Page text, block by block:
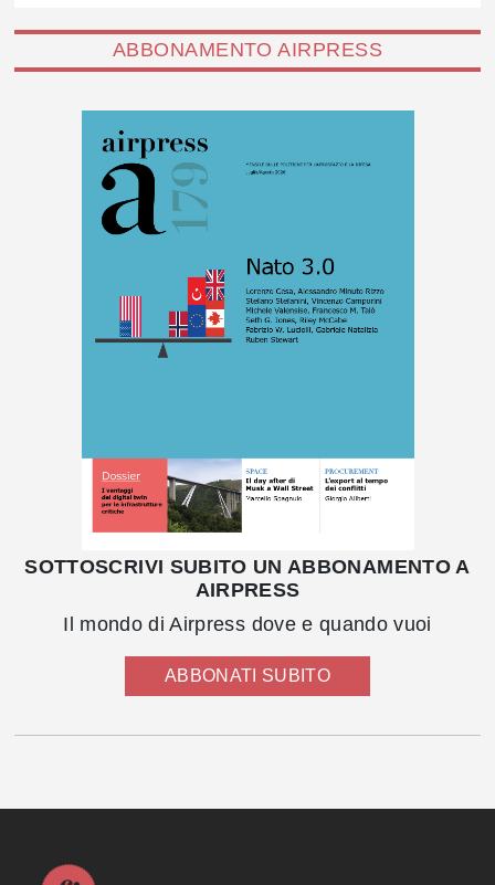
ABBONAMENTO AIRPRESS
SOTTOSCRIVI SUBITO UN ABBONAMENTO A
AIRPRESS
Il mondo di Airpress dove e quando vuoi
ABBONATI SUBITO